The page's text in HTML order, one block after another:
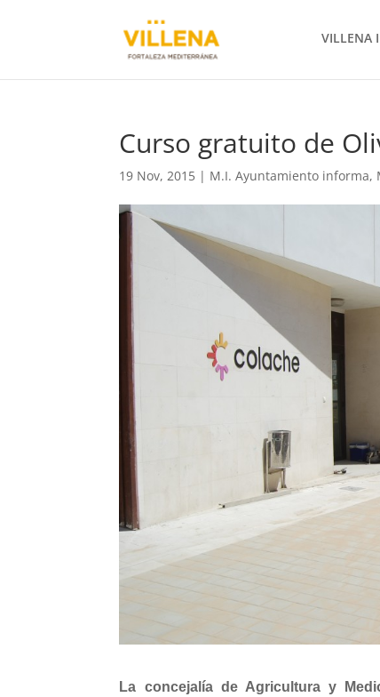
VILLENA
Curso gratuito de
19 Nov, 2015 | M.I. Ayuntamiento informa,
La concejalía de Agricultura y